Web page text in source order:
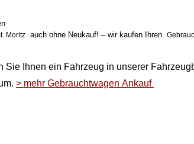
Moritz auch ohne Neukauf! – wir kaufen Ihren
Sie Ihnen ein Fahrzeug in unserer
> mehr Gebrauchtwagen Ankauf